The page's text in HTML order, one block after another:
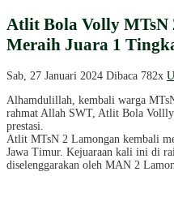
Atlit Bola Volly MTsN
Meraih Juara 1
Sab, 27 Januari 2024 Dibaca 782x
Alhamdulillah, kembali warga
rahmat Allah SWT, Atlit Bola
prestasi.
Atlit MTsN 2 Lamongan kembali
Jawa Timur. Kejuaraan kali ini di
diselenggarakan oleh MAN 2